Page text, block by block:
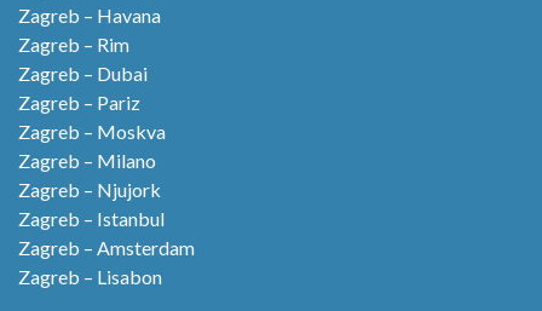
Zagreb – Havana
Zagreb – Rim
Zagreb – Dubai
Zagreb – Pariz
Zagreb – Moskva
Zagreb – Milano
Zagreb – Njujork
Zagreb – Istanbul
Zagreb – Amsterdam
Zagreb – Lisabon